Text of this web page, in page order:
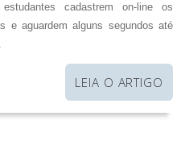
cadastrem on-line os
e aguardem alguns segundos até
LEIA O ARTIGO